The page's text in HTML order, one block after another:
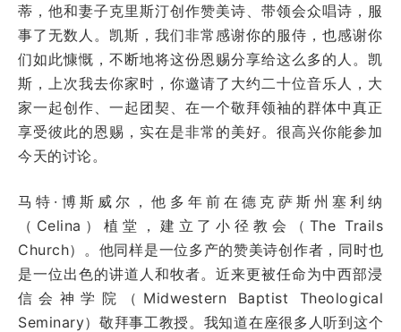
蒂，他和妻子克里斯汀创作赞美诗、带领会众唱诗，服
事了无数人。凯斯，我们非常感谢你的服侍，也感谢你
们如此慷慨，不断地将这份恩赐分享给这么多的人。凯
斯，上次我去你家时，你邀请了大约二十位音乐人，大
家一起创作、一起团契、在一个敬拜领袖的群体中真正
享受彼此的恩赐，实在是非常的美好。很高兴你能参加
今天的讨论。
马特·博斯威尔，他多年前在德克萨斯州塞利纳
（Celina）植堂，建立了小径教会（The Trails
Church）。他同样是一位多产的赞美诗创作者，同时也
是一位出色的讲道人和牧者。近来更被任命为中西部浸
信会神学院（Midwestern Baptist Theological
Seminary）敬拜事工教授。我知道在座很多人听到这个